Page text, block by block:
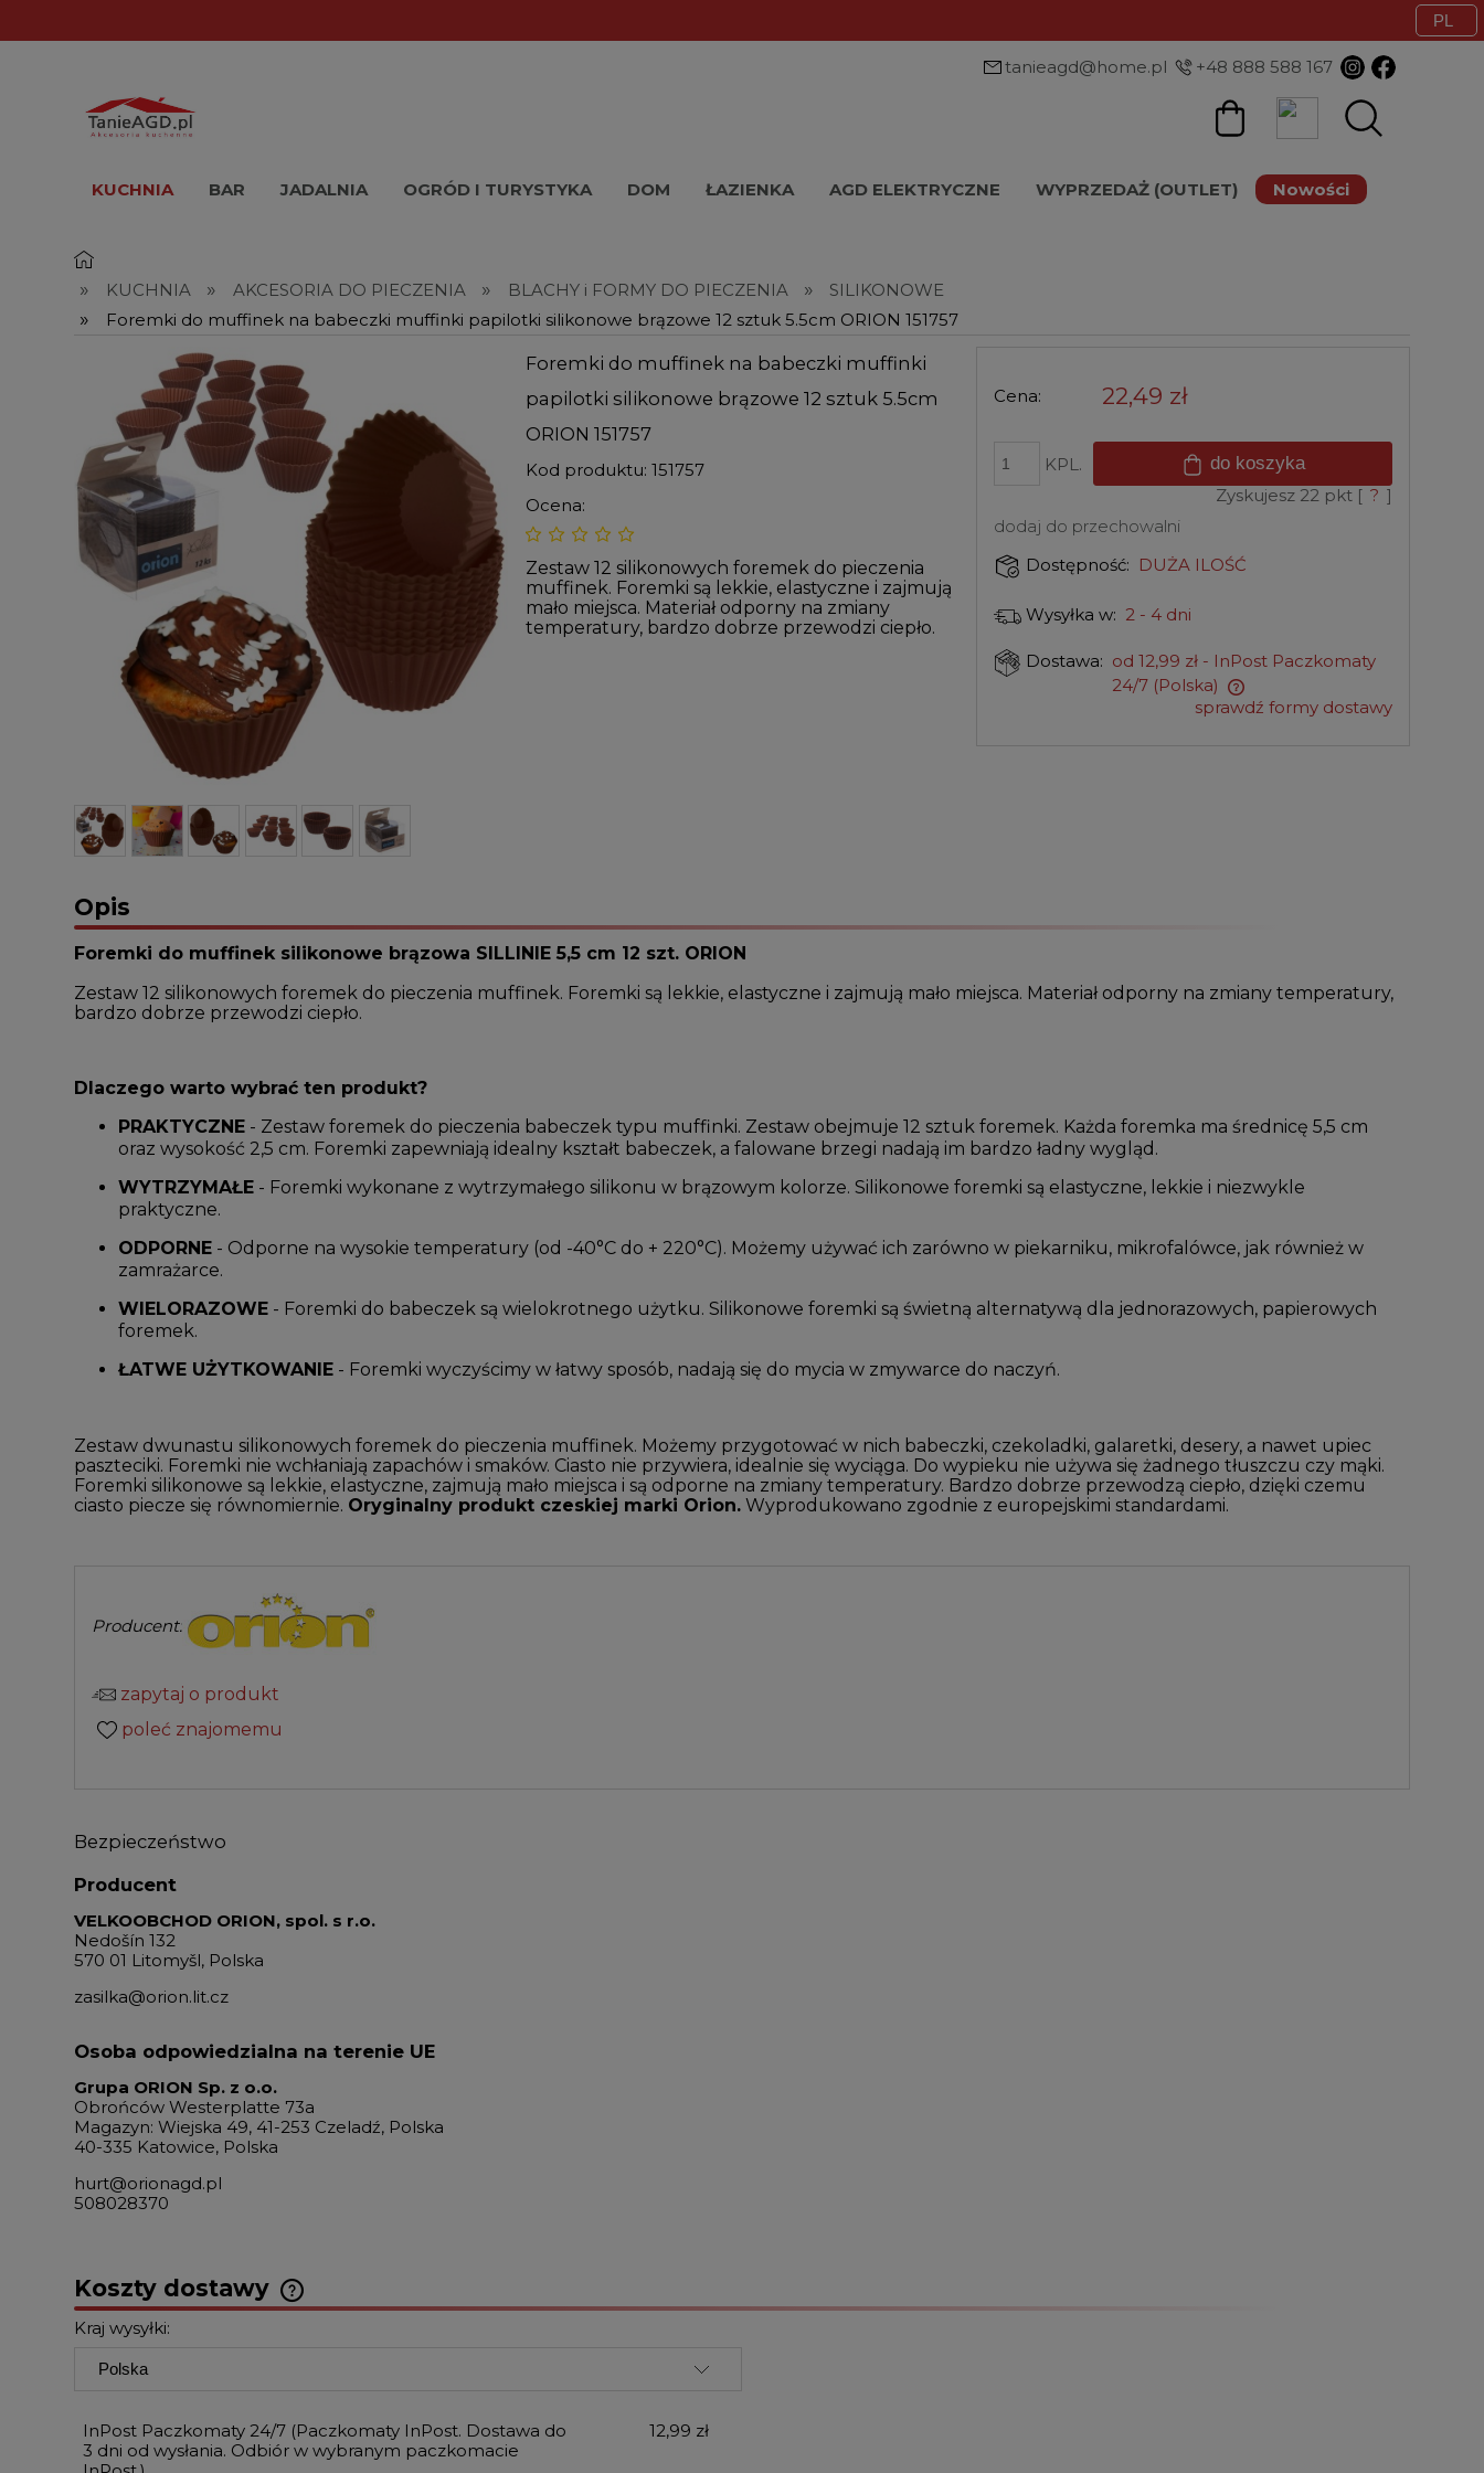
tanieagd@home.pl +48 888 588 167
KUCHNIA BAR JADALNIA OGRÓD I TURYSTYKA DOM ŁAZIENKA AGD ELEKTRYCZNE WYPRZEDAŻ (OUTLET) Nowości
» KUCHNIA » AKCESORIA DO PIECZENIA » BLACHY i FORMY DO PIECZENIA » SILIKONOWE
» Foremki do muffinek na babeczki muffinki papilotki silikonowe brązowe 12 sztuk 5.5cm ORION 151757
Foremki do muffinek na babeczki muffinki
papilotki silikonowe brązowe 12 sztuk 5.5cm
ORION 151757
Kod produktu: 151757
Ocena:
Zestaw 12 silikonowych foremek do pieczenia
muffinek. Foremki są lekkie, elastyczne i zajmują
mało miejsca. Materiał odporny na zmiany
temperatury, bardzo dobrze przewodzi ciepło.
Cena: 22,49 zł
KPL. do koszyka
Zyskujesz 22pkt [ ? ]
dodaj do przechowalni
Dostępność: DUŻA ILOŚĆ
Wysyłka w: 2 - 4 dni
Dostawa: od 12,99 zł - InPost Paczkomaty
24/7 (Polska)
sprawdź formy dostawy
Opis
Foremki do muffinek silikonowe brązowa SILLINIE 5,5 cm 12 szt. ORION
Zestaw 12 silikonowych foremek do pieczenia muffinek. Foremki są lekkie, elastyczne i zajmują mało miejsca. Materiał odporny na zmiany temperatury,
bardzo dobrze przewodzi ciepło.
Dlaczego warto wybrać ten produkt?
PRAKTYCZNE - Zestaw foremek do pieczenia babeczek typu muffinki. Zestaw obejmuje 12 sztuk foremek. Każda foremka ma średnicę 5,5 cm
oraz wysokość 2,5 cm. Foremki zapewniają idealny kształt babeczek, a falowane brzegi nadają im bardzo ładny wygląd.
WYTRZYMAŁE - Foremki wykonane z wytrzymałego silikonu w brązowym kolorze. Silikonowe foremki są elastyczne, lekkie i niezwykle
praktyczne.
ODPORNE - Odporne na wysokie temperatury (od -40°C do + 220°C). Możemy używać ich zarówno w piekarniku, mikrofalówce, jak również w
zamrażarce.
WIELORAZOWE - Foremki do babeczek są wielokrotnego użytku. Silikonowe foremki są świetną alternatywą dla jednorazowych, papierowych
foremek.
ŁATWE UŻYTKOWANIE - Foremki wyczyścimy w łatwy sposób, nadają się do mycia w zmywarce do naczyń.
Zestaw dwunastu silikonowych foremek do pieczenia muffinek. Możemy przygotować w nich babeczki, czekoladki, galaretki, desery, a nawet upiec
paszteciki. Foremki nie wchłaniają zapachów i smaków. Ciasto nie przywiera, idealnie się wyciąga. Do wypieku nie używa się żadnego tłuszczu czy mąki.
Foremki silikonowe są lekkie, elastyczne, zajmują mało miejsca i są odporne na zmiany temperatury. Bardzo dobrze przewodzą ciepło, dzięki czemu
ciasto piecze się równomiernie. Oryginalny produkt czeskiej marki Orion. Wyprodukowano zgodnie z europejskimi standardami.
Producent:
zapytaj o produkt
poleć znajomemu
Bezpieczeństwo
Producent
VELKOOBCHOD ORION, spol. s r.o.
Nedošín 132
570 01 Litomyšl, Polska
zasilka@orion.lit.cz
Osoba odpowiedzialna na terenie UE
Grupa ORION Sp. z o.o.
Obrońców Westerplatte 73a
Magazyn: Wiejska 49, 41-253 Czeladź, Polska
40-335 Katowice, Polska
hurt@orionagd.pl
508028370
Koszty dostawy
Kraj wysyłki:
InPost Paczkomaty 24/7(Paczkomaty InPost. Dostawa do
3 dni od wysłania. Odbiór w wybranym paczkomacie
12,99 zł